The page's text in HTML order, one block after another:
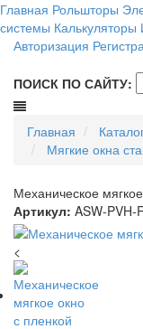
Главная Рольшторы
системы Калькуляторы
Авторизация
ПОИСК ПО САЙТУ:
Главная
Мягкие окна
Механическое
Артикул: ASW-PVH-
<